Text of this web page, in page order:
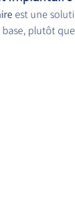
est une
plutôt